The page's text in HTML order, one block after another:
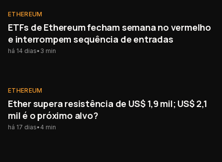
ETHEREUM
ETHEREUM
ETFs de Ethereum fecham semana no vermelho
e interrompem sequência de entradas
há 14 dias• 3 min
ETHEREUM
ETHEREUM
Ether supera resistência de US$ 1,9 mil; US$ 2,1
mil é o próximo alvo?
há 17 dias• 4 min